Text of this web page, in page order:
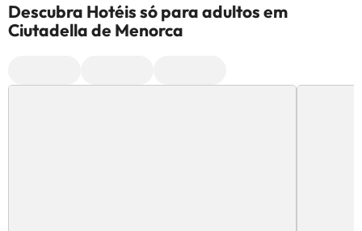
Descubra Hotéis só para adultos em
Ciutadella de Menorca